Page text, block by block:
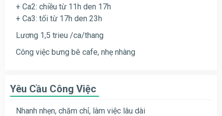
+ Ca2: chiều từ 11h den 17h
+ Ca3: tối từ 17h den 23h
Lương 1,5 trieu /ca/thang
Công việc bưng bê cafe, nhẹ nhàng
Yêu Cầu Công Việc
Nhanh nhẹn, chăm chỉ, làm việc lâu dài